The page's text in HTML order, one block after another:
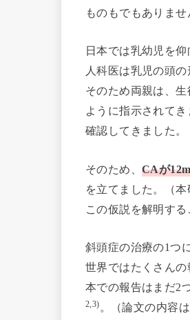
ものもでもありませ
日本では乳幼児を
人科医は乳児の頭
そのため両親は、
ように指示されて
確認してきました。
そのため、CAが
を立てました。（本
この仮説を解明す
斜頭症の治療の1つ
世界ではたくさん
本での報告はまだ2
2,3)。（論文の内容